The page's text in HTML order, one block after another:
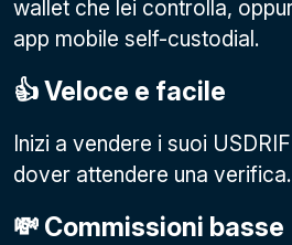
wallet che lei controlla,
app mobile self-custodial.
👍 Veloce e facile
Inizi a vendere i suoi
dover attendere una verifica.
💸 Commissioni basse